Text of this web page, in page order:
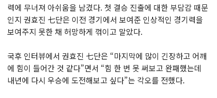
력에 무너져 아쉬움을 남겼다. 첫 결승 진출에 대한 부담감 때문
인지 권효진 七단은 이전 경기에서 보여준 인상적인 경기력을
보여주지 못한 채 허망하게 꺾이고 말았다.
국후 인터뷰에서 권효진 七단은 “마지막에 많이 긴장하고 어깨
에 힘이 들어간 것 같다”면서 “힘 한 번 못 써보고 완패했는데
내년에 다시 우승에 도전해보고 싶다”는 각오를 전했다.